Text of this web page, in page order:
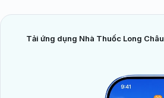
Tải ứng dụng Nhà Thuốc Long Châu